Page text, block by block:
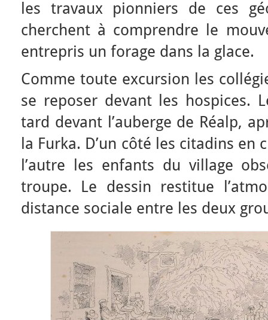
les travaux pionniers de ces
cherchent à comprendre le
entrepris un forage dans la glace.
Comme toute excursion les
se reposer devant les hospices.
tard devant l’auberge de Réalp,
la Furka. D’un côté les citadins en
l’autre les enfants du village
troupe. Le dessin restitue
distance sociale entre les deux